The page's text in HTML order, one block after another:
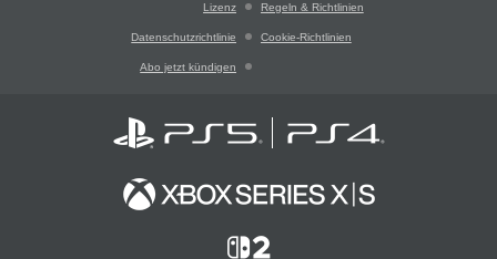
Lizenz Regeln & Richtlinien
Datenschutzrichtlinie Cookie-Richtlinien
Abo jetzt kündigen